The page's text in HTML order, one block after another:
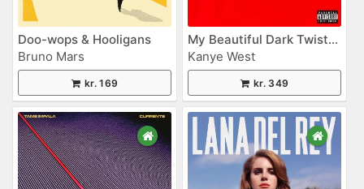
Doo-wops & Hooligans
Bruno Mars
kr. 169
My Beautiful Dark Twisted Fantasy
Kanye West
kr. 349